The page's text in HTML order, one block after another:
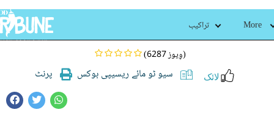
تراکیب More
(6287 وِیوز)
پرنٹ سیو ٹو مائے ریسیپی بوکس لائک